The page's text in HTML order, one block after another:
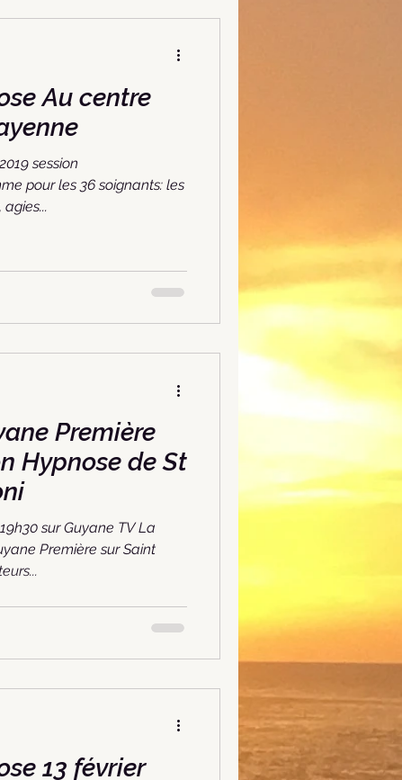
session
pour les 36 soignants: les
Première
Hypnose de St
sur Guyane TV La
Première sur Saint